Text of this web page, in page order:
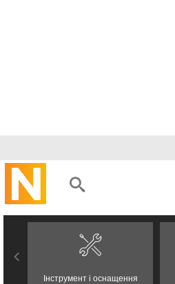
Інструмент і оснащення